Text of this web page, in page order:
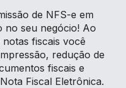
de NFS-e em
no seu negócio! Ao
fiscais você
redução de
fiscais e
Fiscal Eletrônica.